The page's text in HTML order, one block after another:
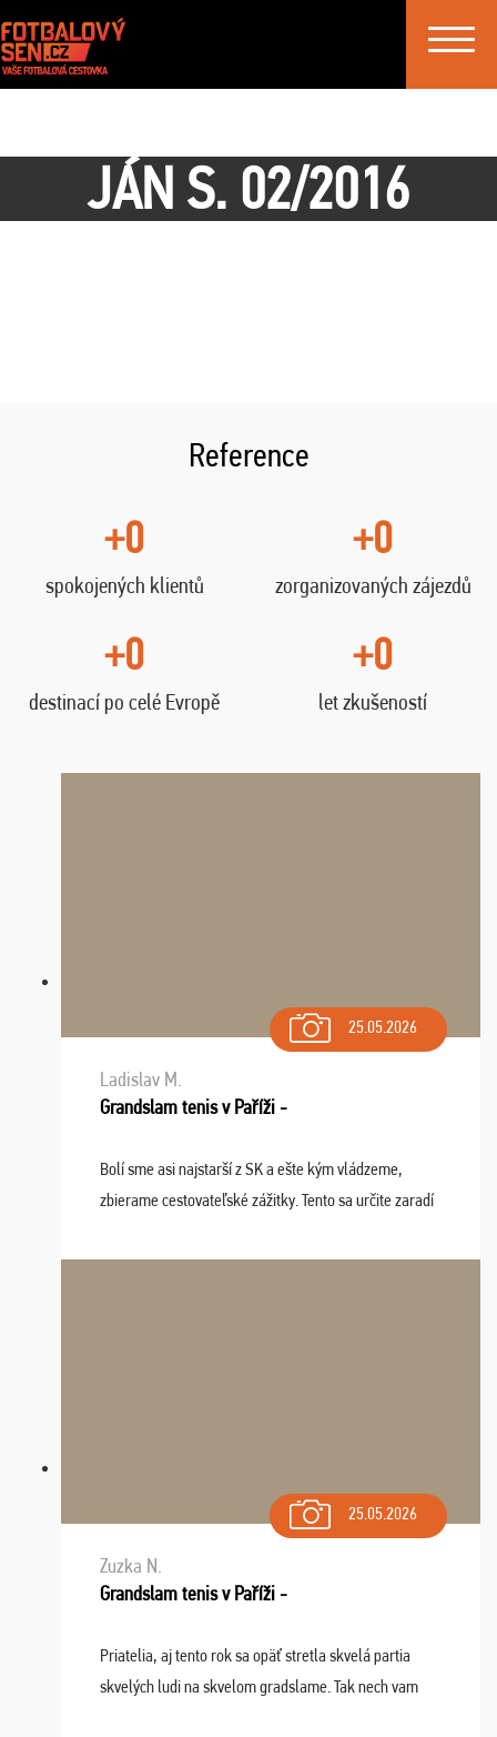
Toggle
JÁN S. 02/2016
Reference
+0
spokojených klientů
+0
zorganizovaných zájezdů
+0
destinací po celé Evropě
+0
let zkušeností
25.05.2026
Ladislav M.
Grandslam tenis v Paříži -
Bolí sme asi najstarší z SK a ešte kým vládzeme,
zbierame cestovateľské zážitky. Tento sa určite zaradí
osudu - pohodový šefík Meďo, dobrá parti ...
25.05.2026
Zuzka N.
Grandslam tenis v Paříži -
Priatelia, aj tento rok sa opäť stretla skvelá partia
skvelých ludi na skvelom gradslame. Tak nech vam